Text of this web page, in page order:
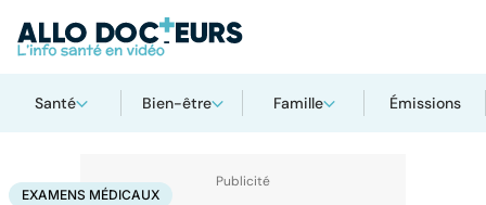
Santé Bien-être Famille Émissions
AccueilSantéSociétéÉconomie Examens médicaux
EXAMENS MÉDICAUX